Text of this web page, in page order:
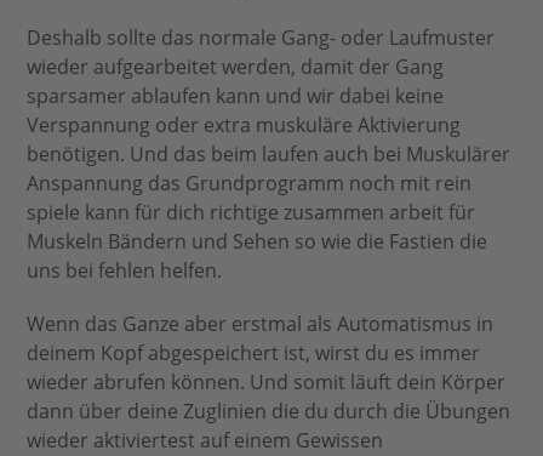
Deshalb sollte das normale Gang- oder Laufmuster
wieder aufgearbeitet werden, damit der Gang
sparsamer ablaufen kann und wir dabei keine
Verspannung oder extra muskuläre Aktivierung
benötigen. Und das beim laufen auch bei Muskulärer
Anspannung das Grundprogramm noch mit rein
spiele kann für dich richtige zusammen arbeit für
Muskeln Bändern und Sehen so wie die Fastien die
uns bei fehlen helfen.
Wenn das Ganze aber erstmal als Automatismus in
deinem Kopf abgespeichert ist, wirst du es immer
wieder abrufen können. Und somit läuft dein Körper
dann über deine Zuglinien die du durch die Übungen
wieder aktiviertest auf einem Gewissen